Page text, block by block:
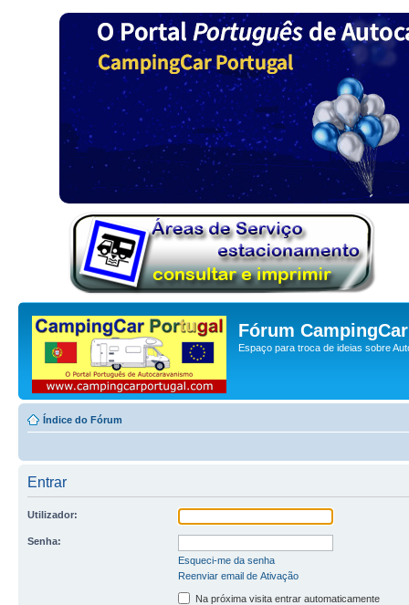
Fórum
Espaço para troca de ideias sobre
Índice do Fórum
Entrar
Utilizador:
Senha:
Esqueci-me da senha
Reenviar email de Ativação
Na próxima visita entrar automaticamente